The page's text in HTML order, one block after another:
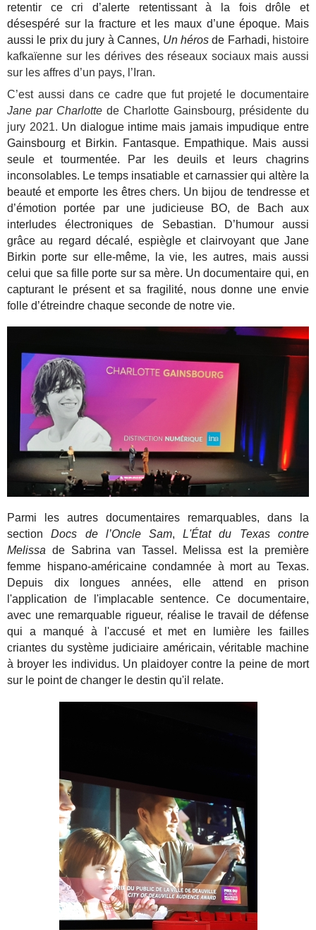
retentir ce cri d’alerte retentissant à la fois drôle et
désespéré sur la fracture et les maux d’une époque. Mais
aussi le prix du jury à Cannes, Un hérosde Farhadi, histoire
kafkaïenne sur les dérives des réseaux sociaux mais aussi
sur les affres d’un pays, l’Iran.
C’est aussi dans ce cadre que fut projeté le documentaire
Jane par Charlotte de Charlotte Gainsbourg, présidente du
jury 2021. Un dialogue intime mais jamais impudique entre
Gainsbourg et Birkin. Fantasque. Empathique. Mais aussi
seule et tourmentée. Par les deuils et leurs chagrins
inconsolables. Le temps insatiable et carnassier qui altère la
beauté et emporte les êtres chers. Un bijou de tendresse et
d’émotion portée par une judicieuse BO, de Bach aux
interludes électroniques de Sebastian. D’humour aussi
grâce au regard décalé, espiègle et clairvoyant que Jane
Birkin porte sur elle-même, la vie, les autres, mais aussi
celui que sa fille porte sur sa mère. Un documentaire qui, en
capturant le présent et sa fragilité, nous donne une envie
folle d’étreindre chaque seconde de notre vie.
Parmi les autres documentaires remarquables, dans la
sectionDocs de l’Oncle Sam,L'État du Texas contre
Melissa de Sabrina van Tassel. Melissa est la
première
femme hispano-américaine condamnée à mort au Texas.
Depuis dix longues années, elle attend en prison
l'application de l'implacable sentence. Ce documentaire,
avec une remarquable rigueur, réalise le travail de défense
qui a manqué à l'accusé et met en lumière les failles
criantes du système judiciaire américain, véritable machine
à broyer les individus. Un plaidoyer contre la peine de mort
sur le point de changer le destin qu'il relate.